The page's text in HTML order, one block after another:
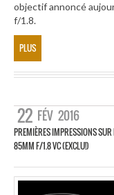
objectif annoncé
f/1.8.
PLUS
22 FÉV 2016
PREMIÈRES IMPRESSIONS
85MM F/1.8 VC (EXCLU!)